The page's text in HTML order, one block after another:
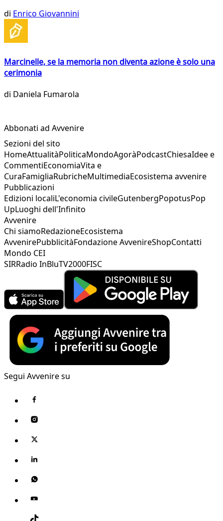
di Enrico Giovannini
Marcinelle, se la memoria non diventa azione è solo una
cerimonia
di Daniela Fumarola
Abbonati ad Avvenire
Sezioni del sito
HomeAttualitàPoliticaMondoAgoràPodcastChiesaIdee e
CommentiEconomiaVita e
CuraFamigliaRubricheMultimediaEcosistema avvenire
Pubblicazioni
Edizioni localiL'economia civileGutenbergPopotusPop
UpLuoghi dell'Infinito
Avvenire
Chi siamoRedazioneEcosistema
AvvenirePubblicitàFondazione AvvenireShopContatti
Mondo CEI
SIRRadio InBluTV2000FISC
Segui Avvenire su